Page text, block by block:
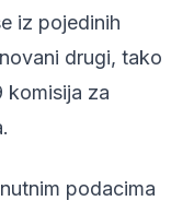
iz pojedinih
drugi, tako
komisija za
podacima